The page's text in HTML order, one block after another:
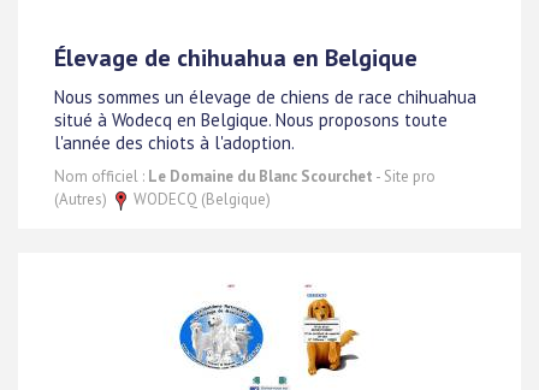
Élevage de chihuahua en Belgique
Nous sommes un élevage de chiens de race chihuahua
situé à Wodecq en Belgique. Nous proposons toute
l'année des chiots à l'adoption.
Nom officiel : Le Domaine du Blanc Scourchet - Site pro
(Autres)
WODECQ (Belgique)